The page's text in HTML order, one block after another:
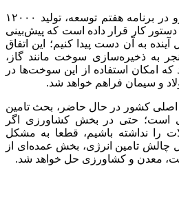
همتی توضیح داد: وزارت نیرو در برنامه هفتم توسعه، تولید ۱۲۰۰۰
دستور کار قرار داده است که پیش‌بینی
به آن دست پیدا کنیم؛ این اتفاق
به ذخیره‌سازی سوخت مانند گاز،
امکان استفاده از این سوخت‌ها در
و سیمان فراهم خواهد شد.
کشور در حال حاضر، بحث تامین
است؛ حتی در بخش کشاورزی اگر
را نداشته باشیم، قطعا به مشکل
حل چالش تامین انرژی، بخش عمده‌ای از
معدن و کشاورزی حل خواهد شد.